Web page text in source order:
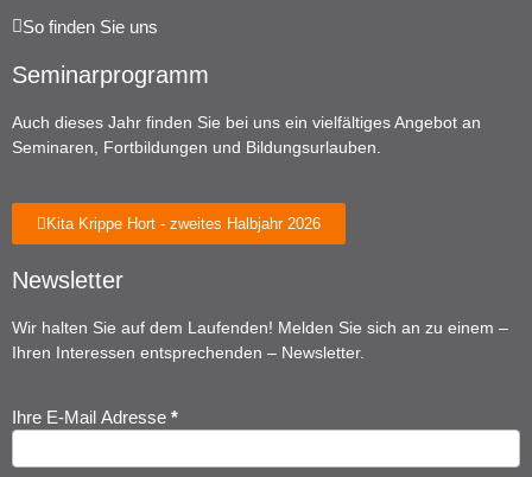
So finden Sie uns
Seminarprogramm
Auch dieses Jahr finden Sie bei uns ein vielfältiges Angebot an
Seminaren, Fortbildungen und Bildungsurlauben.
Kita Krippe Hort - zweites Halbjahr 2026
Newsletter
Wir halten Sie auf dem Laufenden! Melden Sie sich an zu einem –
Ihren Interessen entsprechenden – Newsletter.
Newsletter
Anmeldung
Ihre E-Mail Adresse *